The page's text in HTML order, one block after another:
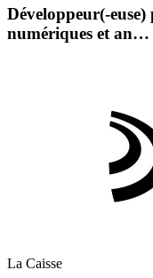
Développeur(-
numériques et an…
La Caisse